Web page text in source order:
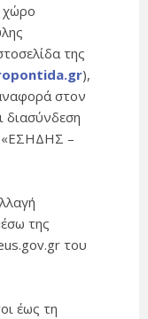
χώρο
της
),
στον
διασύνδεση
«ΕΣΗΔΗΣ –
της
του
έως τη